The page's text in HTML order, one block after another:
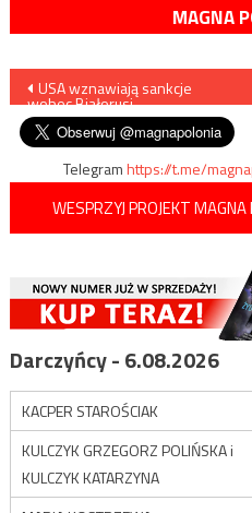
MAGNA
Nawigacja
wpisu
USA wznawiają sankcje
wobec Białorusi
Telegramhttps://t.me/
WESPRZYJ PROJEKT
Darczyńcy - 6.08.2026
KACPER STAROŚCIAK
KULCZYK GRZEGORZ POLIŃSKA i
KULCZYK KATARZYNA